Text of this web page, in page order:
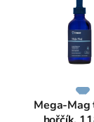
Mega-Mag